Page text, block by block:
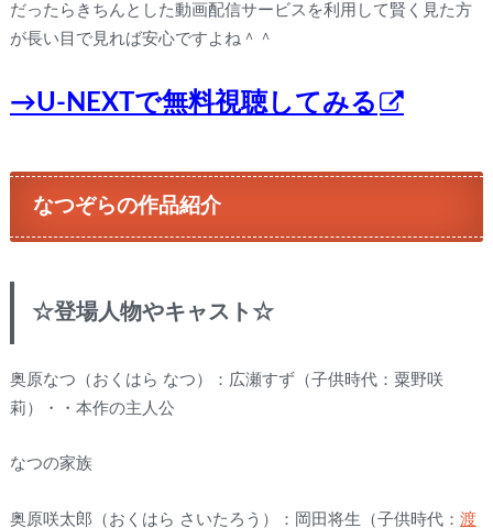
だったらきちんとした動画配信サービスを利用して賢く見た方
が長い目で見れば安心ですよね＾＾
→U-NEXTで無料視聴してみる
なつぞらの作品紹介
☆登場人物やキャスト☆
奥原なつ（おくはら なつ）：広瀬すず（子供時代：粟野咲
莉）・・本作の主人公
なつの家族
奥原咲太郎（おくはら さいたろう）：岡田将生（子供時代： 渡